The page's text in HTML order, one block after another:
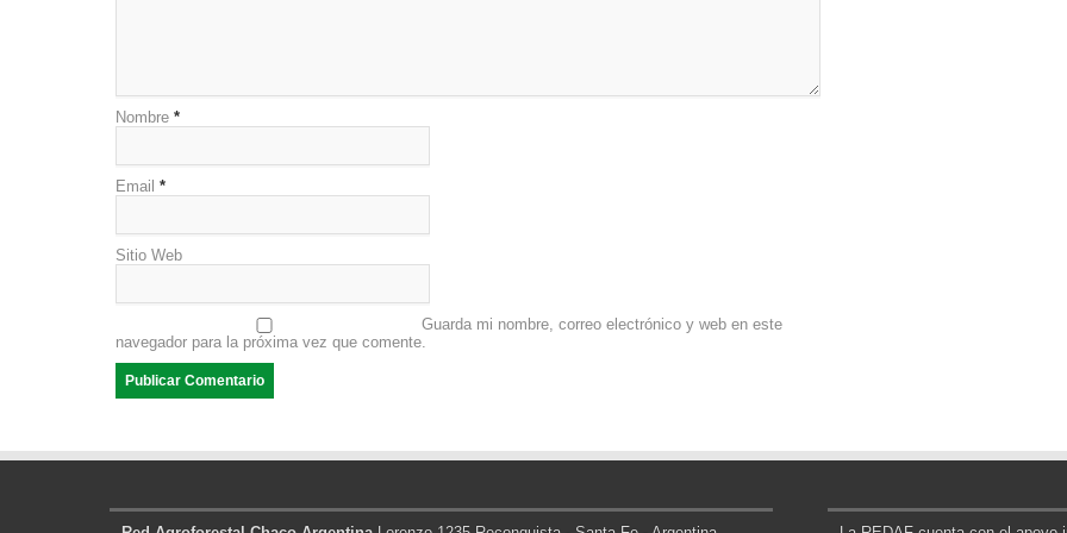
Nombre *
Email *
Sitio Web
Guarda mi nombre, correo electrónico y web en este
navegador para la próxima vez que comente.